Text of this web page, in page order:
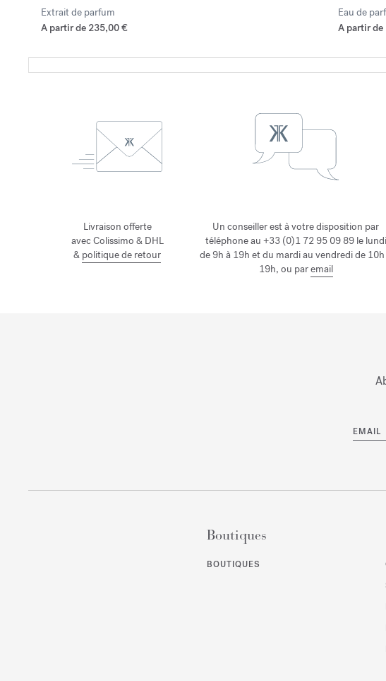
Extrait de parfum
A partir de 235,00 €
Eau de
A partir de
Livraison offerte
avec Colissimo & DHL
& politique de retour
Un conseiller est à votre disposition par
téléphone au +33 (0)1 72 95 09 89 le lundi
de 9h à 19h et du mardi au vendredi de 10h
19h, ou paremail
EMAIL
Boutiques
BOUTIQUES